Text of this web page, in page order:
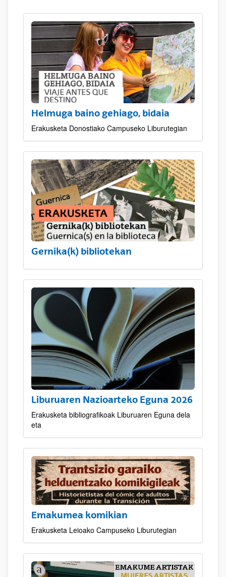
Helmuga baino gehiago, bidaia
Erakusketa Donostiako Campuseko Liburutegian
Gernika(k) bibliotekan
Liburuaren Nazioarteko Eguna 2026
Erakusketa bibliografikoak Liburuaren Eguna dela
eta
Emakumea komikian
Erakusketa Leioako Campuseko Liburutegian